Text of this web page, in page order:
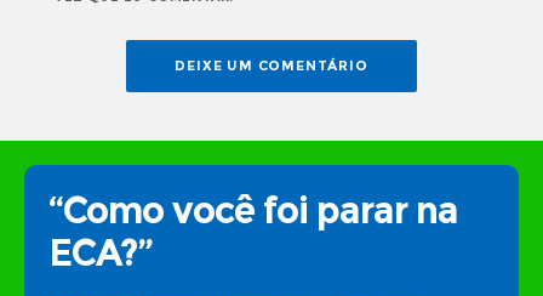
“Como você foi parar na
ECA?”